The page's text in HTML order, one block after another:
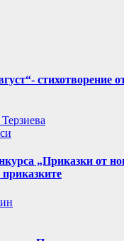
стихотворение
„Приказки от